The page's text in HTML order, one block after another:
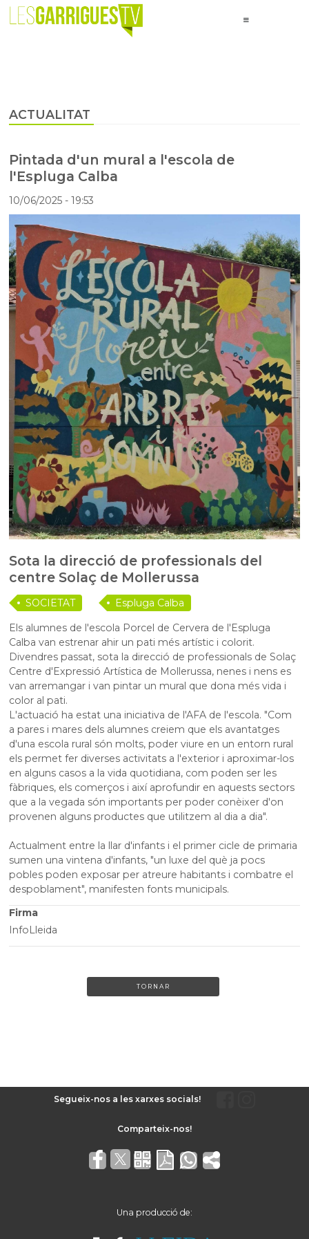
ACTUALITAT
Pintada d'un mural a l'escola de
l'Espluga Calba
10/06/2025- 19:53
Sota la direcció de professionals del
centre Solaç de Mollerussa
SOCIETAT
Espluga Calba
Els alumnes de l'escola Porcel de Cervera de l'Espluga
Calba van estrenar ahir un pati més artístic i colorit.
Divendres passat, sota la direcció de professionals de Solaç
Centre d'Expressió Artística de Mollerussa, nenes i nens es
van arremangar i van pintar un mural que dona més vida i
color al pati.
L'actuació ha estat una iniciativa de l'AFA de l'escola. "Com
a pares i mares dels alumnes creiem que els avantatges
d'una escola rural són molts, poder viure en un entorn rural
els permet fer diverses activitats a l'exterior i aproximar-los
en alguns casos a la vida quotidiana, com poden ser les
fàbriques, els comerços i així aprofundir en aquests sectors
que a la vegada són importants per poder conèixer d'on
provenen alguns productes que utilitzem al dia a dia".
Actualment entre la llar d'infants i el primer cicle de primaria
sumen una vintena d'infants, "un luxe del què ja pocs
pobles poden exposar per atreure habitants i combatre el
despoblament", manifesten fonts municipals.
Firma
InfoLleida
TORNAR
Segueix-nos a les xarxes socials!
Una producció de: